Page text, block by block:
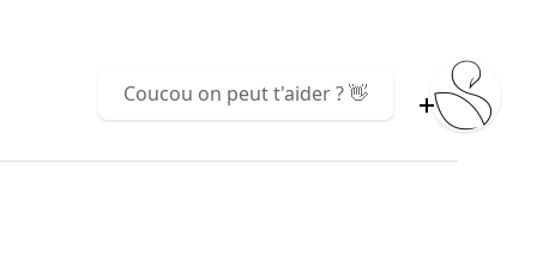
Coucou on peut t'aider ? 👋